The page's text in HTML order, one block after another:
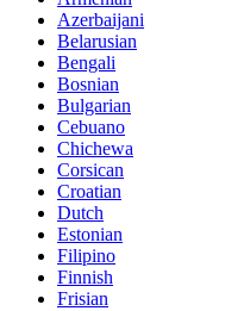
Azerbaijani
Belarusian
Bengali
Bosnian
Bulgarian
Cebuano
Chichewa
Corsican
Croatian
Dutch
Estonian
Filipino
Finnish
Frisian